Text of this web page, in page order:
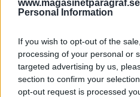
Personal Information
If you wish to opt-out of the
processing of your personal or
targeted advertising by us,
section to confirm your
opt-out request is processed
bilden.Nu behöver
journalister tystas och
Sverige genom att med
pengakranen” till det